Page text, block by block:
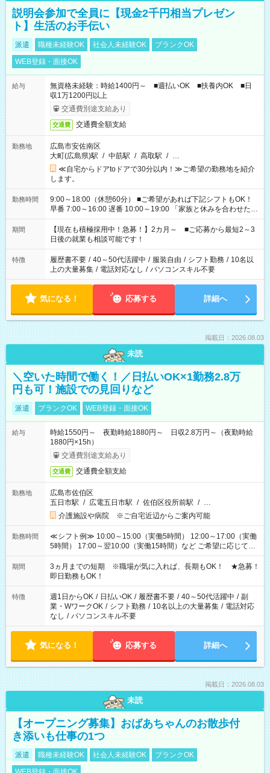
説明会参加で全員に【現金2千円相当プレゼン
ト】生活のお手伝い
派遣 職種未経験OK 社会人未経験OK
ブランクOK
WEB登録・面接OK
給与
無資格未経験：時給1400円～ ■週払いOK ■扶養内OK ■日
収1万1200円以上
交通費別途支給あり
交通費 交通費全額支給
勤務地
広島市安佐南区
大町(広島県)駅 / 中筋駅 / 高取駅 / …
≪自宅からドアtoドアで30分以内！≫ご希望の勤務地を紹介
します。
勤務時間
9:00～18:00（休憩60分） ■ご希望があれば下記シフトもOK！
早番 7:00～16:00 遅番 10:00～19:00 「家族と休みを合わせた
い」 「余裕を持って夕飯の準備がしたい」 「できれば残業はし
たくない」 など、ご希望を教えてくださいね。 ※Wワーク希望
の方へ 今ご覧のお仕事で希望する勤務時間と、もう1つのお仕事
の勤務時間。 合計で週40時間を超える場合は応募できません。
期間
【現在も積極採用中！急募！】2カ月～ ■ご応募から最短2～3
日後の就業も相談可能です！
特徴 履歴書不要 / 40～50代活躍中 / 服装自由 / シフト勤務 / 10名以
上の大量募集 / 電話対応なし / パソコンスキル不要
気になる！ 応募する 詳細へ
掲載日：2026.08.03
未読
＼空いた時間で働く！／日払いOK×1勤務2.8万
円も可！施設での見回りなど
派遣 ブランクOK WEB登録・面接OK
給与
時給1550円～ 夜勤時給1880円～ 日収2.8万円～（夜勤時給
1880円×15h）
交通費別途支給あり
交通費 交通費全額支給
勤務地
広島市佐伯区
五日市駅 / 広電五日市駅 / 佐伯区役所前駅 / …
介護施設や病院 ※ご自宅近辺からご案内可能
勤務時間
≪シフト例≫ 10:00～15:00（実働5時間） 12:00～17:00（実働
5時間） 17:00～翌10:00（実働15時間）など ご希望に応じて、
働く時間は調整できます！ お気軽に担当へ相談ください！
期間
3ヵ月までの短期 ※職場が気に入れば、長期もOK！ ★急募！
即日勤務もOK！
特徴 週1日からOK / 日払いOK / 履歴書不要 / 40～50代活躍中 / 副
業・WワークOK / シフト勤務 / 10名以上の大量募集 / 電話対応
なし / パソコンスキル不要
気になる！ 応募する 詳細へ
掲載日：2026.08.03
未読
【オープニング募集】おばあちゃんのお散歩付
き添いも仕事の1つ
派遣 職種未経験OK 社会人未経験OK
ブランクOK